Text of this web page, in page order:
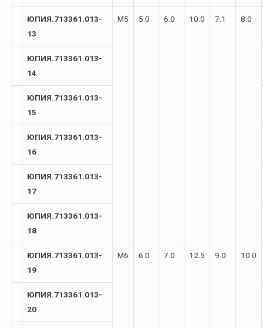
ЮПИЯ.713361.013-
13
М5 5.0 6.0 10.0 7.1 8.0
ЮПИЯ.713361.013-
14
ЮПИЯ.713361.013-
15
ЮПИЯ.713361.013-
16
ЮПИЯ.713361.013-
17
ЮПИЯ.713361.013-
18
ЮПИЯ.713361.013-
19
М6 6.0 7.0 12.5 9.0 10.0
ЮПИЯ.713361.013-
20